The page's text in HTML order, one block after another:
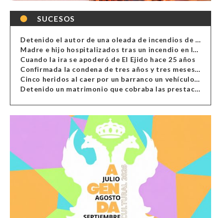
SUCESOS
Detenido el autor de una oleada de incendios de contenedores en Almería
Madre e hijo hospitalizados tras un incendio en la cocina de una vivienda en Almería
Cuando la ira se apoderó de El Ejido hace 25 años
Confirmada la condena de tres años y tres meses al hombre de Antas acusado de xenofobia
Cinco heridos al caer por un barranco un vehículo en Alcolea
Detenido un matrimonio que cobraba las prestaciones de ilegales en Almería, Granada, Málaga, Huelva y Murcia